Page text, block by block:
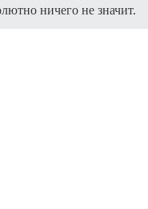
ничего не значит.